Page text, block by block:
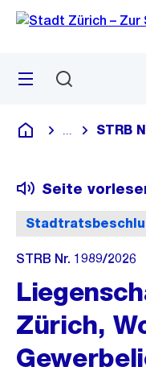
Navigation
Sprunglink
Menü
Deutsch
Blende alle
STRB
Seite
STRB Nr. 1989/2026
Zürich,